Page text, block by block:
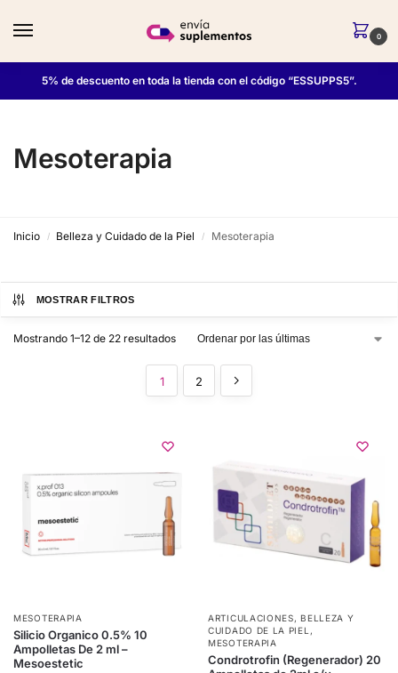
0
5% de descuento en toda la tienda con el código “ESSUPPS5”.
Mesoterapia
Inicio / Belleza y Cuidado de la Piel / Mesoterapia
MOSTRAR FILTROS
Mostrando 1–12 de 22 resultados
1 2
MESOTERAPIA
Silicio Organico 0.5% 10
Ampolletas De 2 ml –
Mesoestetic
ARTICULACIONES,BELLEZA Y
CUIDADO DE LA PIEL ,
MESOTERAPIA
Condrotrofin (Regenerador) 20